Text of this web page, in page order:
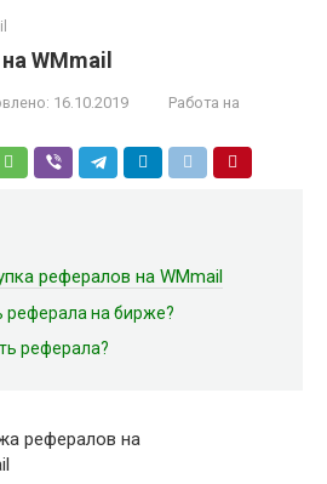
WMmail
16.10.2019
Работа на
рефералов на WMmail
реферала на бирже?
реферала?